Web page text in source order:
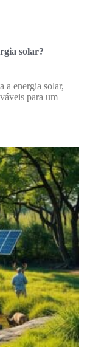
solar?
a energia solar,
para um